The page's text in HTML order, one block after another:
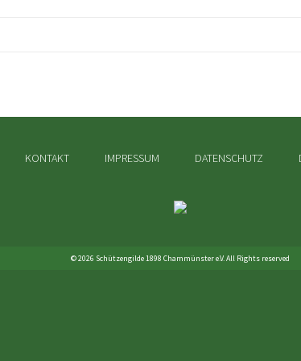
Navigation
KONTAKT IMPRESSUM DATENSCHUTZ
© 2026 Schützengilde 1898 Chammünster e.V. All Rights reserved